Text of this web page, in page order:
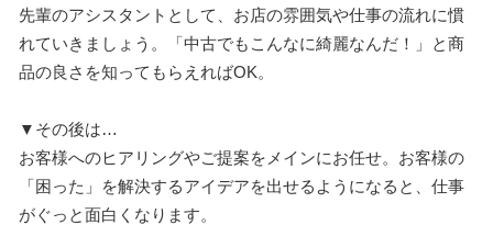
先輩のアシスタントとして、お店の雰囲気や仕事の流れに慣
れていきましょう。「中古でもこんなに綺麗なんだ！」と商
品の良さを知ってもらえればOK。
▼その後は…
お客様へのヒアリングやご提案をメインにお任せ。お客様の
「困った」を解決するアイデアを出せるようになると、仕事
がぐっと面白くなります。